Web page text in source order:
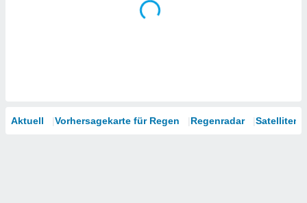
Aktuell Vorhersagekarte für Regen Regenradar Satelliten